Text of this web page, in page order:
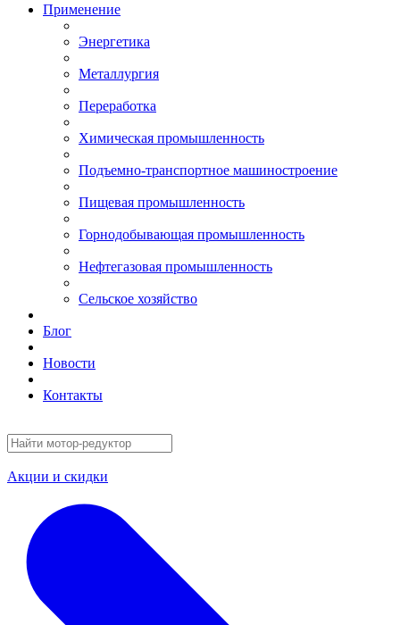
Применение
Энергетика
Металлургия
Переработка
Химическая промышленность
Подъемно-транспортное машиностроение
Пищевая промышленность
Горнодобывающая промышленность
Нефтегазовая промышленность
Сельское хозяйство
Блог
Новости
Контакты
Акции и скидки